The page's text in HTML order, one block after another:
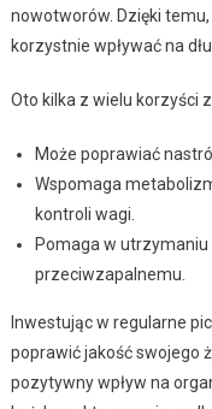
nowotworów. Dzięki
korzystnie wpływać na
Oto kilka z wielu korzyści
Może poprawiać
Wspomaga
kontroli wagi.
Pomaga w utrzymaniu
przeciwzapalnemu.
Inwestując w regularne
poprawić jakość swojego
pozytywny wpływ na